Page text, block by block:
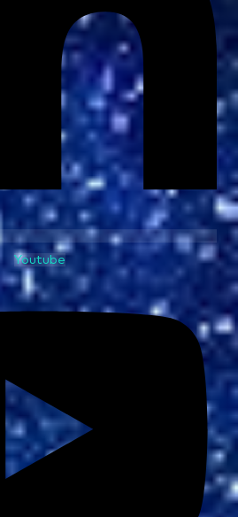
Youtube